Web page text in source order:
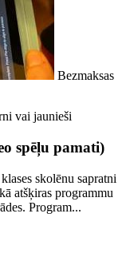
Bezmaksas
vai jaunieši
spēļu pamati)
skolēnu sapratni
atšķiras programmu
Program...